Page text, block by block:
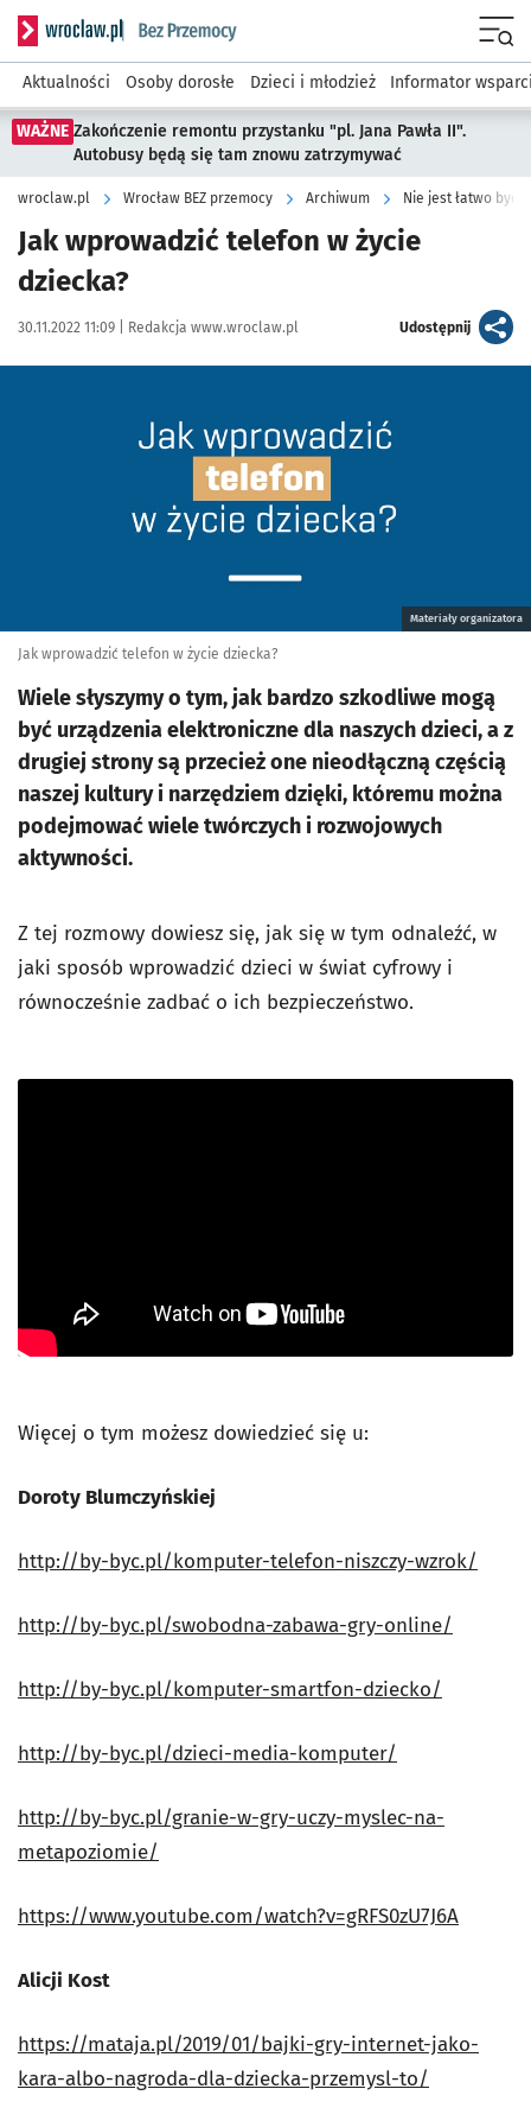
Serwis informacyjny wroclaw.pl podserwis: Bez przemocy
Aktualności Osoby dorosłe Dzieci i młodzież Informator
WAŻNE Zakończenie remontu przystanku "pl. Jana Pawła II".
Autobusy będą się tam znowu zatrzymywać
wroclaw.pl Wrocław BEZ przemocy Archiwum Nie jest łatwo być
Jak wprowadzić telefon w życie
dziecka?
Data publikacji:
30.11.2022 11:09 | Autor:
Redakcja www.wroclaw.pl Udostępnijartykuł
Materiały organizatora
Jak wprowadzić telefon w życie dziecka?
Wiele słyszymy o tym, jak bardzo szkodliwe mogą
być urządzenia elektroniczne dla naszych dzieci, a z
drugiej strony są przecież one nieodłączną częścią
naszej kultury i narzędziem dzięki, któremu można
podejmować wiele twórczych i rozwojowych
aktywności.
Z tej rozmowy dowiesz się, jak się w tym odnaleźć, w
jaki sposób wprowadzić dzieci w świat cyfrowy i
równocześnie zadbać o ich bezpieczeństwo.
Więcej o tym możesz dowiedzieć się u:
Doroty Blumczyńskiej
http://by-byc.pl/komputer-telefon-niszczy-wzrok/
http://by-byc.pl/swobodna-zabawa-gry-online/
http://by-byc.pl/komputer-smartfon-dziecko/
http://by-byc.pl/dzieci-media-komputer/
http://by-byc.pl/granie-w-gry-uczy-myslec-na-
metapoziomie/
https://www.youtube.com/watch?v=gRFS0zU7J6A
Alicji Kost
https://mataja.pl/2019/01/bajki-gry-internet-jako-
kara-albo-nagroda-dla-dziecka-przemysl-to/